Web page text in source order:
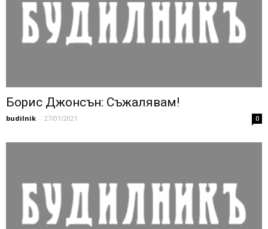
Борис Джонсън: Съжалявам!
budilnik - 27/01/2021 0